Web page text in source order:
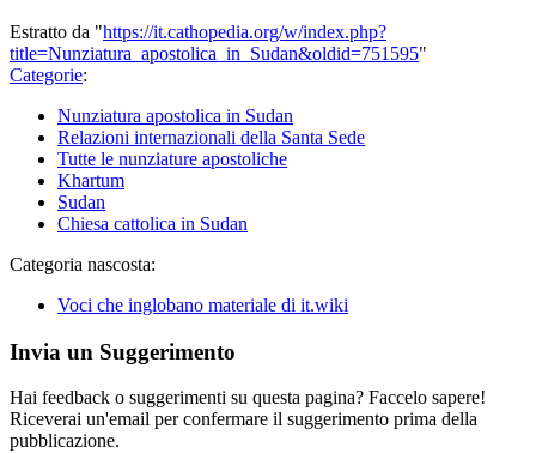
Estratto da "https://it.cathopedia.org/w/index.php?
title=Nunziatura_apostolica_in_Sudan&oldid=751595"
Categorie:
Nunziatura apostolica in Sudan
Relazioni internazionali della Santa Sede
Tutte le nunziature apostoliche
Khartum
Sudan
Chiesa cattolica in Sudan
Categoria nascosta:
Voci che inglobano materiale di it.wiki
Invia un Suggerimento
Hai feedback o suggerimenti su questa pagina? Faccelo sapere!
Riceverai un'email per confermare il suggerimento prima della
pubblicazione.